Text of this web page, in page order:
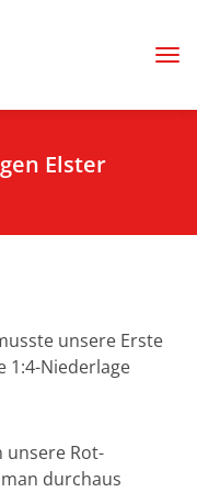
Elster
unsere Erste
1:4-Niederlage
unsere Rot-
durchaus